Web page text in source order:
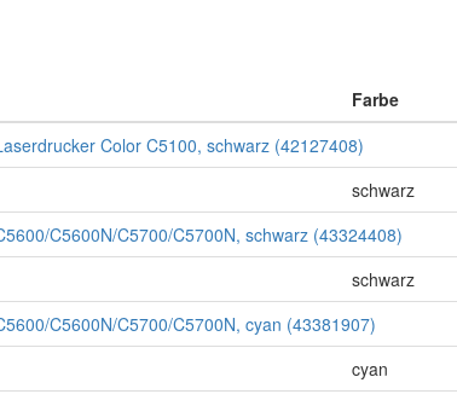
Farbe
Color C5100, schwarz (42127408)
schwarz
C5600N/C5700/C5700N, schwarz (43324408)
schwarz
C5600N/C5700/C5700N, cyan (43381907)
cyan